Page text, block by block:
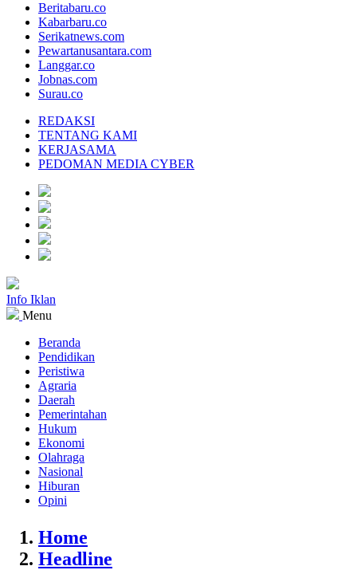
Beritabaru.co
Kabarbaru.co
Serikatnews.com
Pewartanusantara.com
Langgar.co
Jobnas.com
Surau.co
REDAKSI
TENTANG KAMI
KERJASAMA
PEDOMAN MEDIA CYBER
Info Iklan
Menu
Beranda
Pendidikan
Peristiwa
Agraria
Daerah
Pemerintahan
Hukum
Ekonomi
Olahraga
Nasional
Hiburan
Opini
Home
Headline